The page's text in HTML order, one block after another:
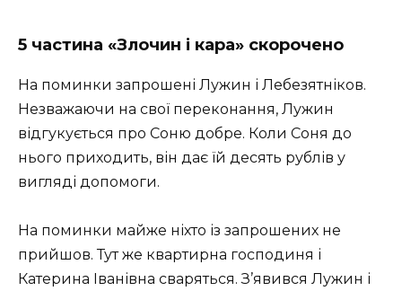
5 частина «Злочин і кара» скорочено
На поминки запрошені Лужин і Лебезятніков.
Незважаючи на свої переконання, Лужин
відгукується про Соню добре. Коли Соня до
нього приходить, він дає їй десять рублів у
вигляді допомоги.
На поминки майже ніхто із запрошених не
прийшов. Тут же квартирна господиня і
Катерина Іванівна сваряться. З’явився Лужин і